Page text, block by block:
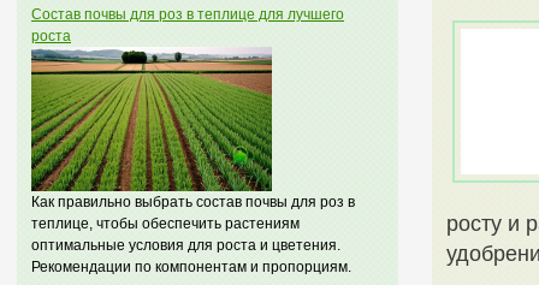
Состав почвы для роз в теплице для лучшего
роста
Как правильно выбрать состав почвы для роз в
теплице, чтобы обеспечить растениям
оптимальные условия для роста и цветения.
Рекомендации по компонентам и пропорциям.
росту и